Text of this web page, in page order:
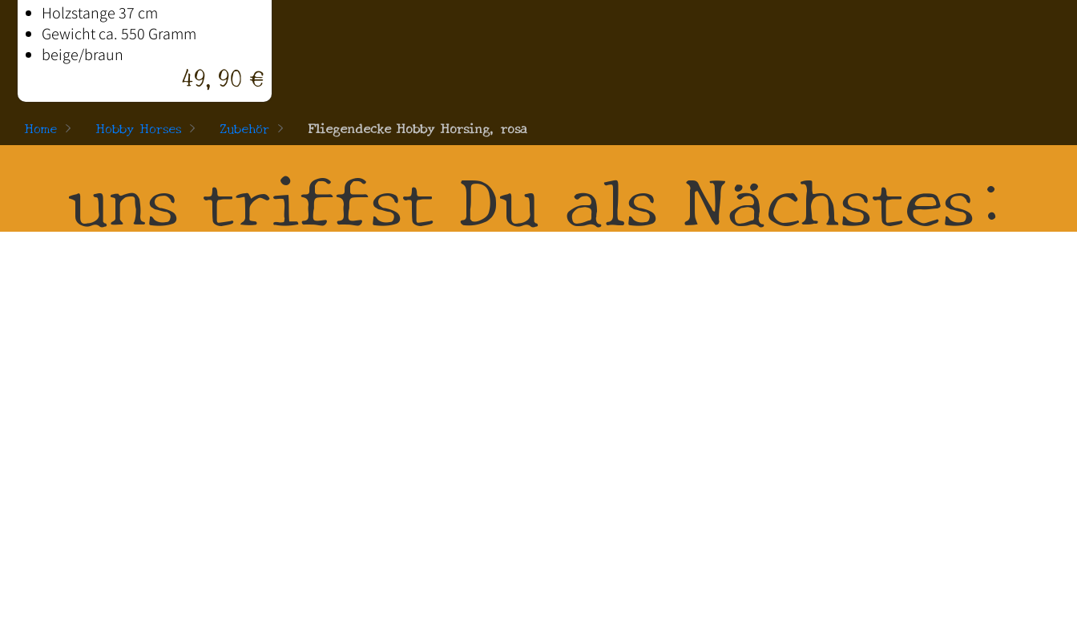
Holzstange 37 cm
Gewicht ca. 550 Gramm
beige/braun
49,90 €
Home > Hobby Horses > Zubehör > Fliegendecke Hobby Horsing, rosa
uns triffst Du als Nächstes: